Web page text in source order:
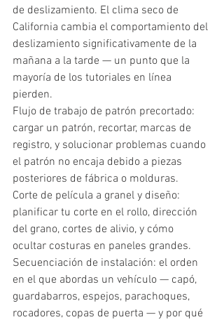
de deslizamiento. El clima seco de
California cambia el comportamiento del
deslizamiento significativamente de la
mañana a la tarde — un punto que la
mayoría de los tutoriales en línea
pierden.
Flujo de trabajo de patrón precortado:
cargar un patrón, recortar, marcas de
registro, y solucionar problemas cuando
el patrón no encaja debido a piezas
posteriores de fábrica o molduras.
Corte de película a granel y diseño:
planificar tu corte en el rollo, dirección
del grano, cortes de alivio, y cómo
ocultar costuras en paneles grandes.
Secuenciación de instalación: el orden
en el que abordas un vehículo — capó,
guardabarros, espejos, parachoques,
rocadores, copas de puerta — y por qué